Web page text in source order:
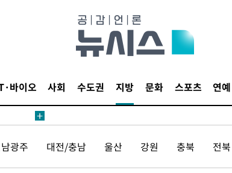
바이오 사회 수도권 지방 문화 스포츠 연예
광주 대전/충남 울산 강원 충북 전북